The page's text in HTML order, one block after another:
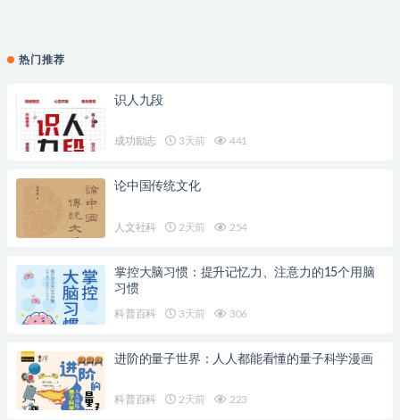
热门推荐
识人九段
成功励志 3天前 441
论中国传统文化
人文社科 2天前 254
掌控大脑习惯：提升记忆力、注意力的15个用脑
习惯
科普百科 3天前 306
进阶的量子世界：人人都能看懂的量子科学漫画
科普百科 2天前 223